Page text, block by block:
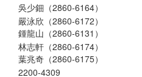
吳少鈿（2860-6164）
嚴泳欣（2860-6172）
鍾龍山（2860-6131）
林志軒（2860-6174）
葉兆奇（2860-6175）
2200-4309